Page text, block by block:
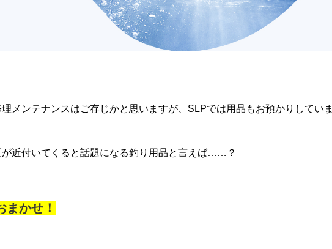
メンテナンスはご存じかと思いますが、SLPでは用品もお預かりしていま
近付いてくると話題になる釣り用品と言えば……？
まかせ！